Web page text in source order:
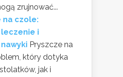
zrujnować...
na czole:
i
Pryszcze na
który dotyka
jak i